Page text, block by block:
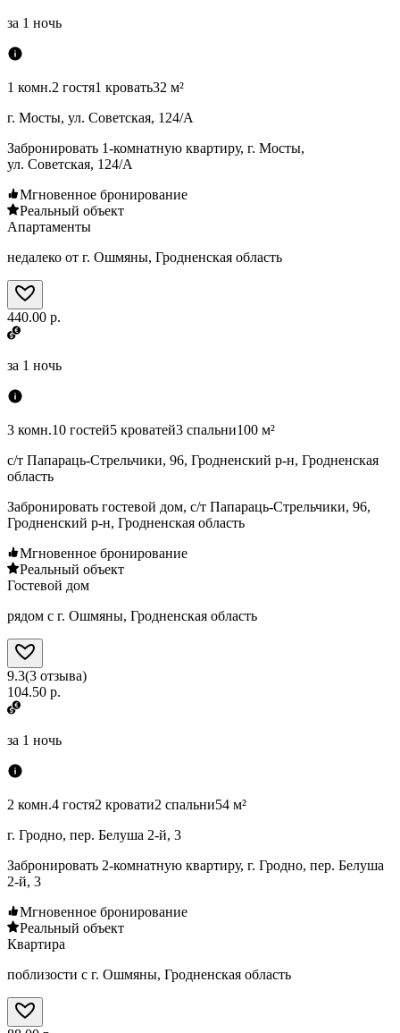
за 1 ночь
1 комн.2 гостя1 кровать32 м²
г. Мосты, ул. Советская, 124/А
Забронировать 1-комнатную квартиру, г. Мосты,
ул. Советская, 124/А
Мгновенное бронирование
Реальный объект
Апартаменты
недалеко от г. Ошмяны, Гродненская область
440.00 р.
за 1 ночь
3 комн.10 гостей5 кроватей3 спальни100 м²
с/т Папараць-Стрельчики, 96, Гродненский р-н, Гродненская
область
Забронировать гостевой дом, с/т Папараць-Стрельчики, 96,
Гродненский р-н, Гродненская область
Мгновенное бронирование
Реальный объект
Гостевой дом
рядом с г. Ошмяны, Гродненская область
9.3(3 отзыва)
104.50 р.
за 1 ночь
2 комн.4 гостя2 кровати2 спальни54 м²
г. Гродно, пер. Белуша 2-й, 3
Забронировать 2-комнатную квартиру, г. Гродно, пер. Белуша
2-й, 3
Мгновенное бронирование
Реальный объект
Квартира
поблизости с г. Ошмяны, Гродненская область